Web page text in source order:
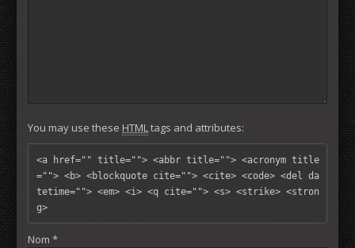
You may use these HTMLtags and attributes:
<a href="" title=""> <abbr title=""> <acronym title
=""> <b> <blockquote cite=""> <cite> <code> <del da
tetime=""> <em> <i> <q cite=""> <s> <strike> <stron
g>
Nom *